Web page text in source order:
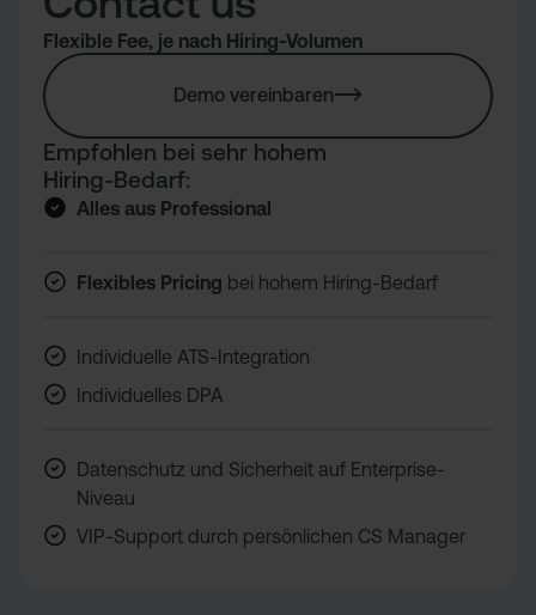
Flexible Fee, je nach Hiring-Volumen
Demo vereinbaren
Empfohlen bei sehr hohem
Hiring-Bedarf:
Alles aus Professional
Flexibles Pricing bei hohem Hiring-Bedarf
Individuelle ATS-Integration
Individuelles DPA
Datenschutz und Sicherheit auf Enterprise-
Niveau
VIP-Support durch persönlichen CS Manager